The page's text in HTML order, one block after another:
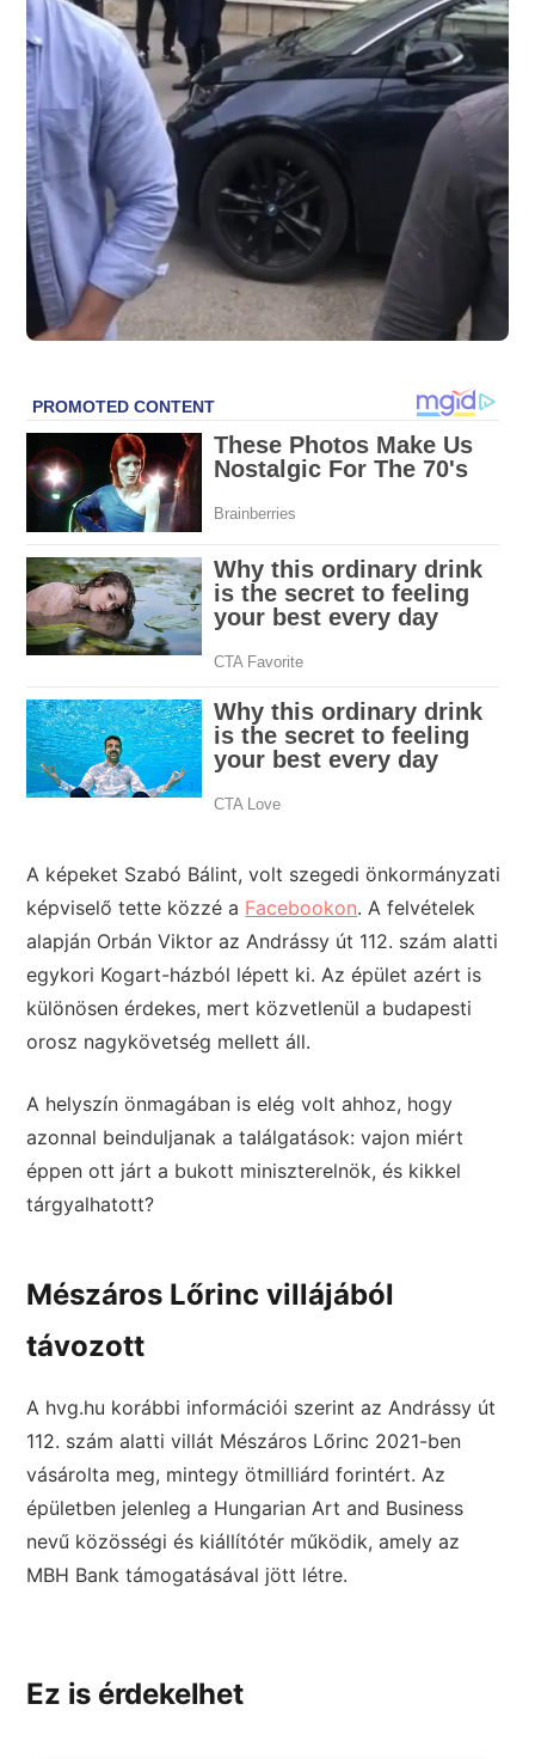
A képeket Szabó Bálint, volt szegedi önkormányzati
képviselő tette közzé a Facebookon. A felvételek
alapján Orbán Viktor az Andrássy út 112. szám alatti
egykori Kogart-házból lépett ki. Az épület azért is
különösen érdekes, mert közvetlenül a budapesti
orosz nagykövetség mellett áll.
A helyszín önmagában is elég volt ahhoz, hogy
azonnal beinduljanak a találgatások: vajon miért
éppen ott járt a bukott miniszterelnök, és kikkel
tárgyalhatott?
Mészáros Lőrinc villájából
távozott
A hvg.hu korábbi információi szerint az Andrássy út
112. szám alatti villát Mészáros Lőrinc 2021-ben
vásárolta meg, mintegy ötmilliárd forintért. Az
épületben jelenleg a Hungarian Art and Business
nevű közösségi és kiállítótér működik, amely az
MBH Bank támogatásával jött létre.
Ez is érdekelhet